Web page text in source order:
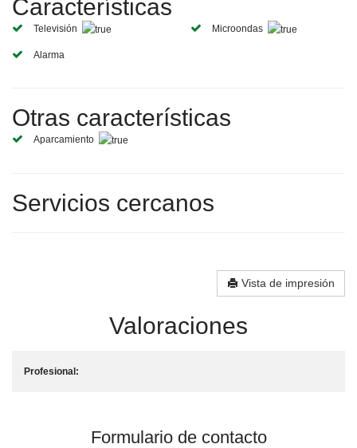
Características
Televisión Microondas
Alarma
Otras características
Aparcamiento
Servicios cercanos
Vista de impresión
Valoraciones
Profesional:
Formulario de contacto